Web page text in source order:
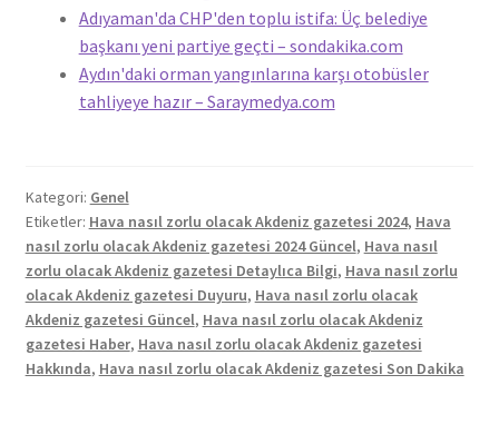
Adıyaman'da CHP'den toplu istifa: Üç belediye
başkanı yeni partiye geçti – sondakika.com
Aydın'daki orman yangınlarına karşı otobüsler
tahliyeye hazır – Saraymedya.com
Kategori: Genel
Etiketler: Hava nasıl zorlu olacak Akdeniz gazetesi 2024, Hava
nasıl zorlu olacak Akdeniz gazetesi 2024 Güncel, Hava nasıl
zorlu olacak Akdeniz gazetesi Detaylıca Bilgi, Hava nasıl zorlu
olacak Akdeniz gazetesi Duyuru, Hava nasıl zorlu olacak
Akdeniz gazetesi Güncel, Hava nasıl zorlu olacak Akdeniz
gazetesi Haber, Hava nasıl zorlu olacak Akdeniz gazetesi
Hakkında, Hava nasıl zorlu olacak Akdeniz gazetesi Son Dakika